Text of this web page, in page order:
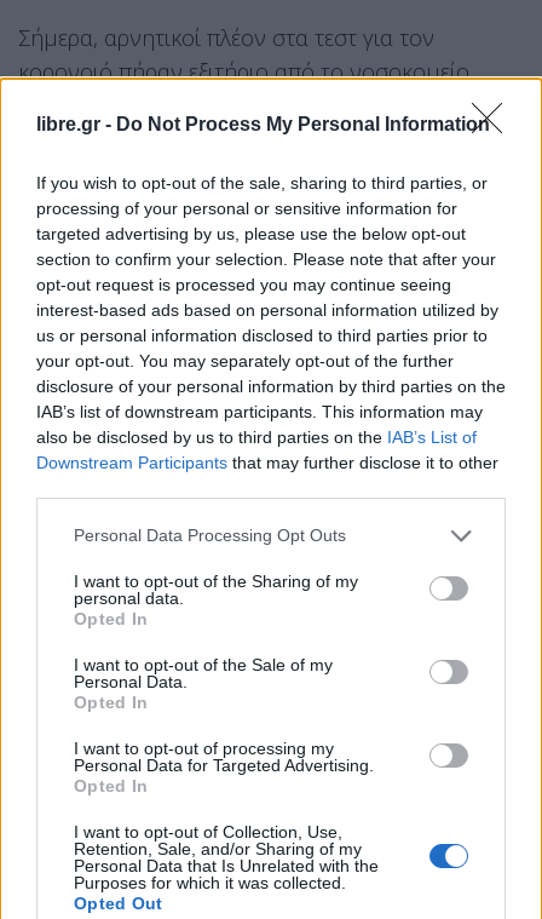
libre.gr - Do Not Process My Personal Information
If you wish to opt-out of the sale, sharing to third parties, or
processing of your personal or sensitive information for
targeted advertising by us, please use the below opt-out
section to confirm your selection. Please note that after your
opt-out request is processed you may continue seeing
interest-based ads based on personal information utilized by
us or personal information disclosed to third parties prior to
your opt-out. You may separately opt-out of the further
disclosure of your personal information by third parties on the
IAB’s list of downstream participants. This information may
also be disclosed by us to third parties on the IAB’s List of
Downstream Participants that may further disclose it to other
Personal Data Processing Opt Outs
I want to opt-out of the Sharing of my
personal data.
Opted In
I want to opt-out of the Sale of my
Personal Data.
Opted In
I want to opt-out of processing my
Personal Data for Targeted Advertising.
Opted In
I want to opt-out of Collection, Use,
Retention, Sale, and/or Sharing of my
Personal Data that Is Unrelated with the
Purposes for which it was collected.
Opted Out
Σήμερα, αρνητικοί πλέον στα τεστ για τον
κορονοιό πήραν εξιτήριο από το νοσοκομείο
καθώς συμπληρώθηκαν οι 14 ημέρες νοσηλείας
που προβλέπονται στους ασθενείς σύμφωνα με
το Πρωτόκολλο του Παγκόσμιου Οργανισμού
Υγείας.
Σύμφωνα με πληροφορίες από το ΑΧΕΠΑ τους
δόθηκαν σχετικές οδηγίες που αφορούν ένα
χρονικό διάστημα παραμονής λίγων ημερών στο
σπίτι τους έτσι όπως ορίζει το σχετικό
πρωτόκολλο του ΠΟΥ ενώ τα ευχάριστα νέα για
τους πρώτους δύο ασθενείς που θεραπεύτηκαν
από τον κορονοϊό, ανακοίνωσε κατά την διάρκεια
της καθημερινής ενημέρωσης, ο εκπρόσωπος του
υπουργείου Υγείας κ Σωτήρης Τσιόδρας.
Facebook Share on X Bluesky
Tags:
Σχετικά Άρθρα